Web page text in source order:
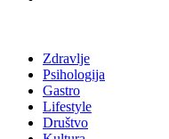
Zdravlje
Psihologija
Gastro
Lifestyle
Društvo